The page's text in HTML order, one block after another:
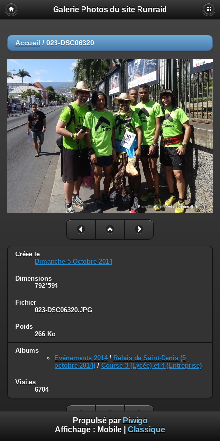
Galerie Photos du site Runraid
Accueil / 023-DSC06320
Créée le
Dimanche 5 Octobre 2014
Dimensions
792*594
Fichier
023-DSC06320.JPG
Poids
266 Ko
Albums
Evénements 2014/ Relais de Saint-Denis (5
octobre 2014) / Course 3 (Lycée) et 4 (Entreprise)
Visites
6704
Propulsé par Piwigo
Affichage : Mobile Classique